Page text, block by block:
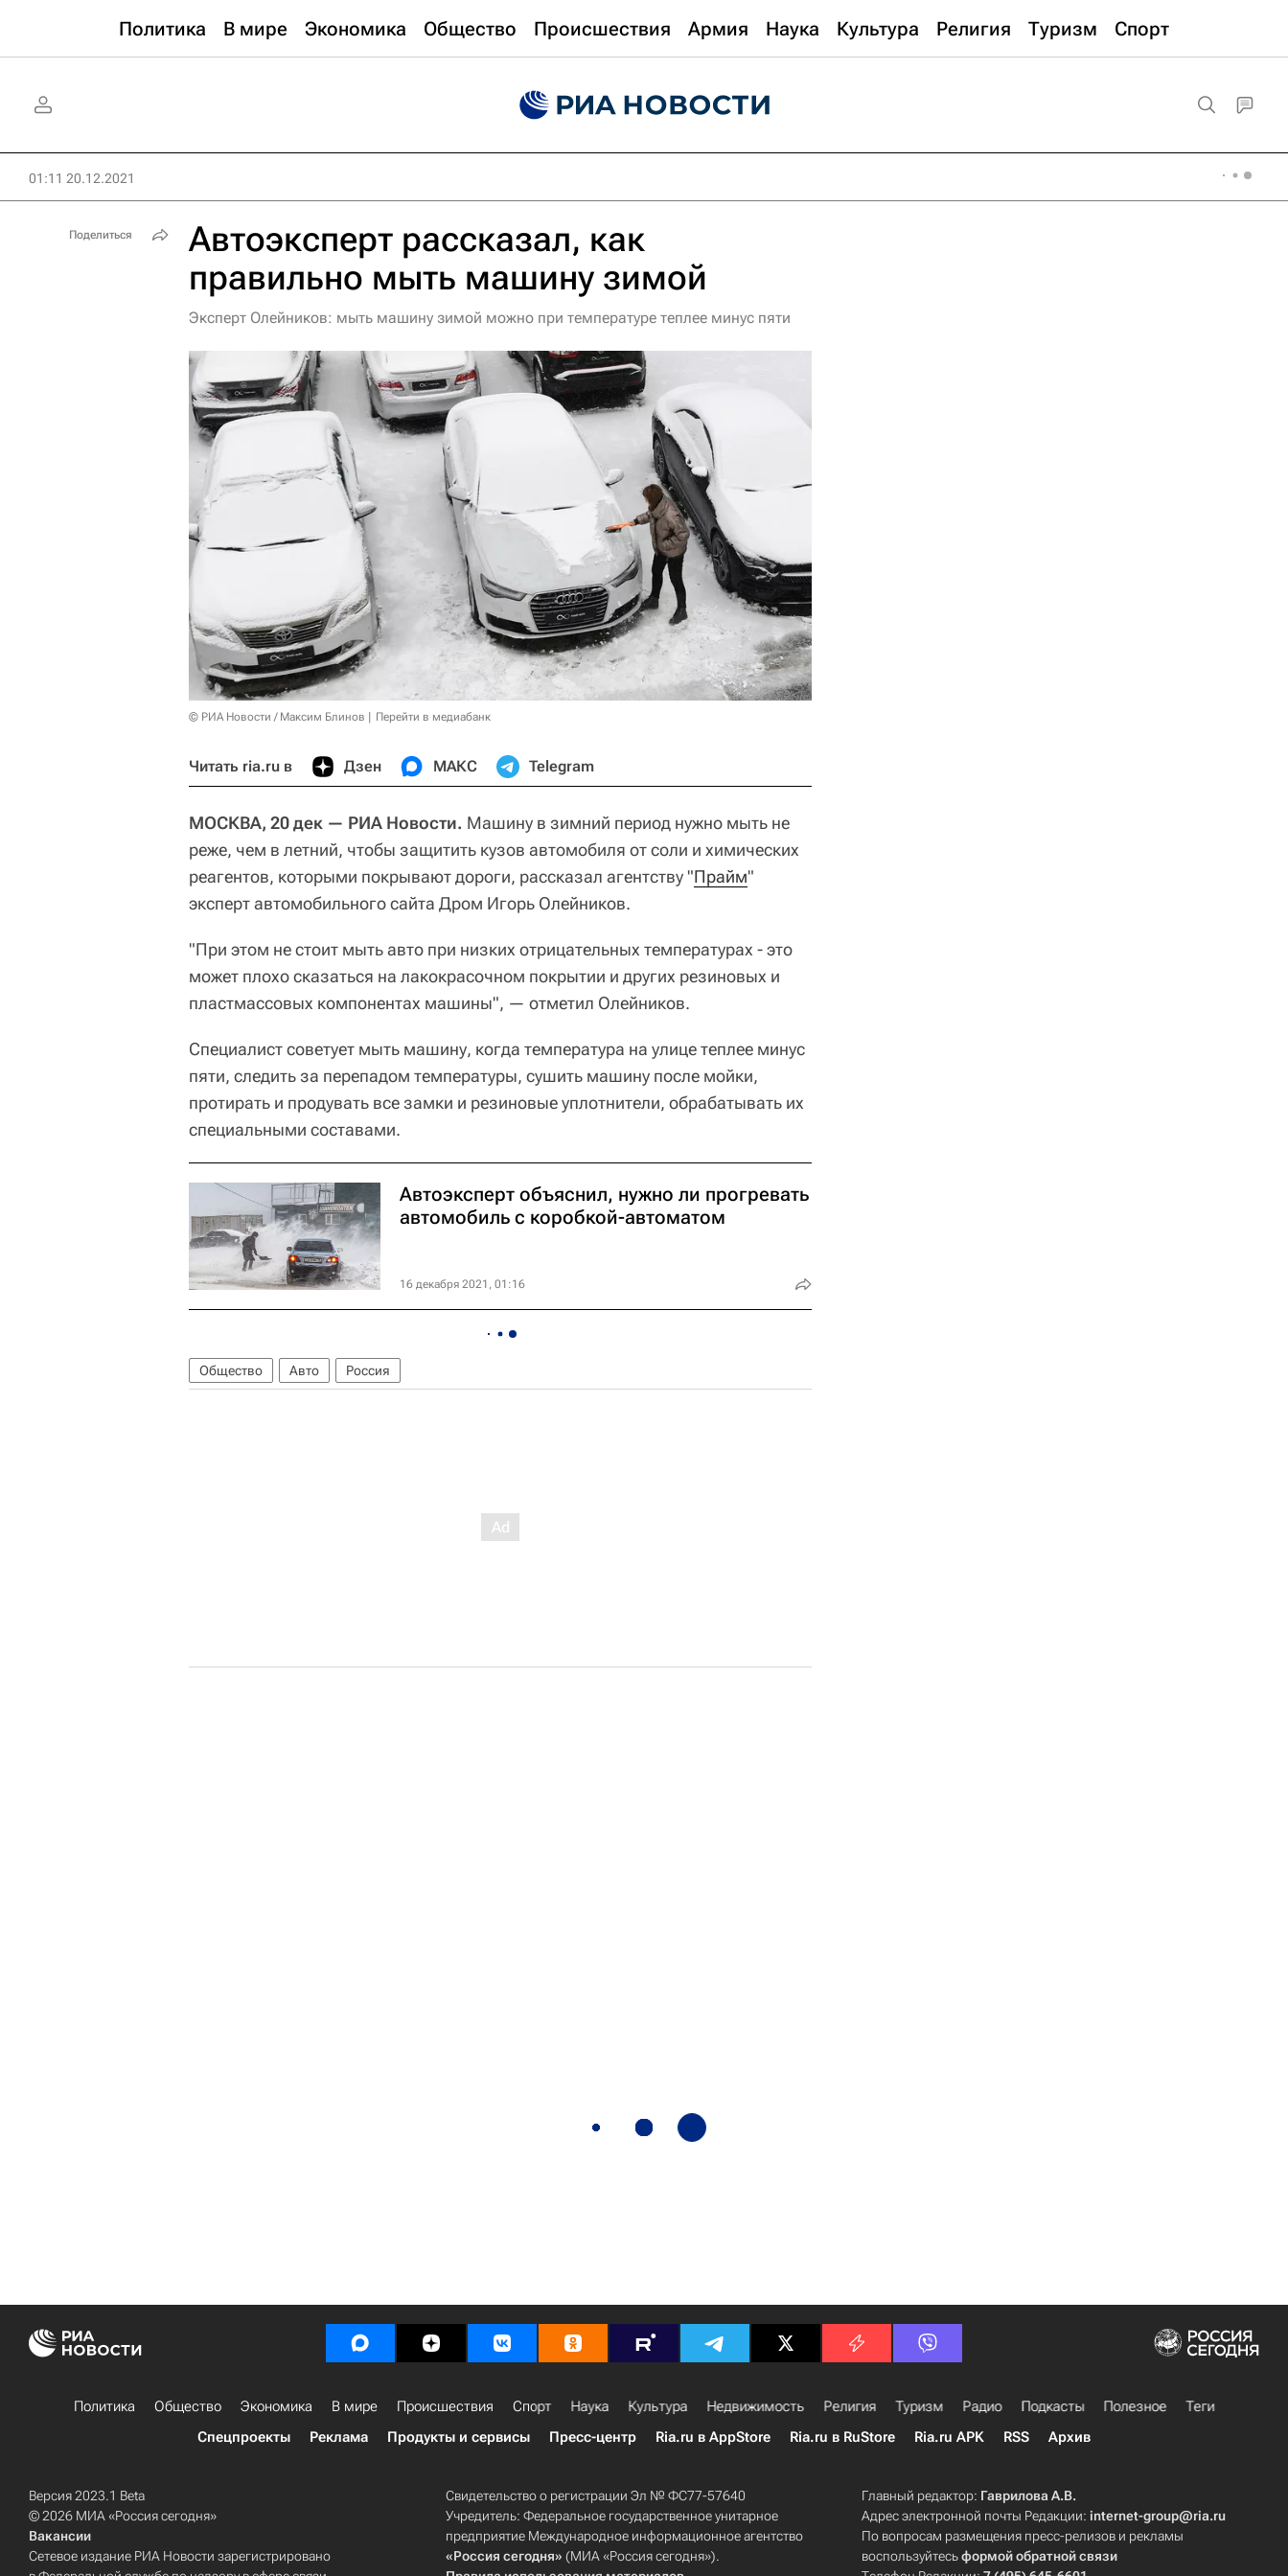
Политика В мире Экономика Общество Происшествия Армия Наука Культура Религия Туризм Спорт
01:11 20.12.2021
Автоэксперт рассказал, как
правильно мыть машину зимой
Эксперт Олейников: мыть машину зимой можно при температуре теплее минус пяти
© РИА Новости / Максим Блинов Перейти в медиабанк
Читать ria.ru в Дзен МАКС Telegram
МОСКВА, 20 дек — РИА Новости. Машину в зимний период нужно мыть не
реже, чем в летний, чтобы защитить кузов автомобиля от соли и химических
реагентов, которыми покрывают дороги, рассказал агентству "Прайм"
эксперт автомобильного сайта Дром Игорь Олейников.
"При этом не стоит мыть авто при низких отрицательных температурах - это
может плохо сказаться на лакокрасочном покрытии и других резиновых и
пластмассовых компонентах машины", — отметил Олейников.
Специалист советует мыть машину, когда температура на улице теплее минус
пяти, следить за перепадом температуры, сушить машину после мойки,
протирать и продувать все замки и резиновые уплотнители, обрабатывать их
специальными составами.
Автоэксперт объяснил, нужно ли прогревать
автомобиль с коробкой-автоматом
16 декабря 2021, 01:16
Общество Авто Россия
Поделиться
Политика Общество Экономика В мире Происшествия Спорт Наука Культура Недвижимость Религия Туризм Радио Подкасты Полезное
Теги
Спецпроекты
Реклама Продукты и сервисы Пресс-центр Ria.ru в AppStore Ria.ru в RuStore Ria.ru APK RSS Архив
Версия 2023.1 Beta
© 2026 МИА «Россия сегодня»
Вакансии
Сетевое издание РИА Новости зарегистрировано
Свидетельство о регистрации Эл № ФС77-57640
Учредитель: Федеральное государственное унитарное
предприятие Международное информационное агентство
«Россия сегодня» (МИА «Россия сегодня»).
Главный редактор: Гаврилова А.В.
Адрес электронной почты Редакции:internet-group@ria.ru
По вопросам размещения пресс-релизов и рекламы
воспользуйтесьформой обратной связи